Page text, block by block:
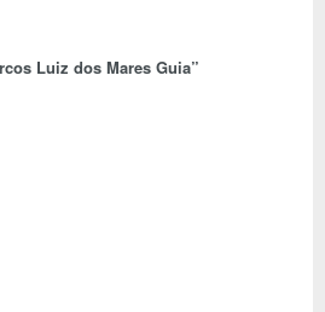
Luiz dos Mares Guia”